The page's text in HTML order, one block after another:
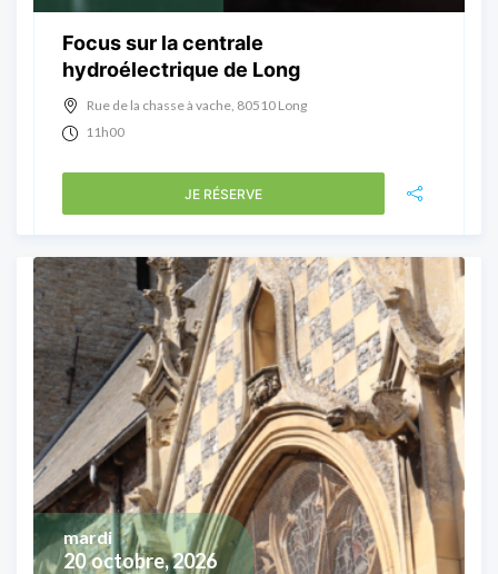
Focus sur la centrale
hydroélectrique de Long
Rue de la chasse à vache, 80510 Long
11h00
JE RÉSERVE
20 octobre, 2026
mardi